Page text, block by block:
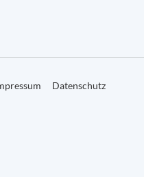
Datenschutz